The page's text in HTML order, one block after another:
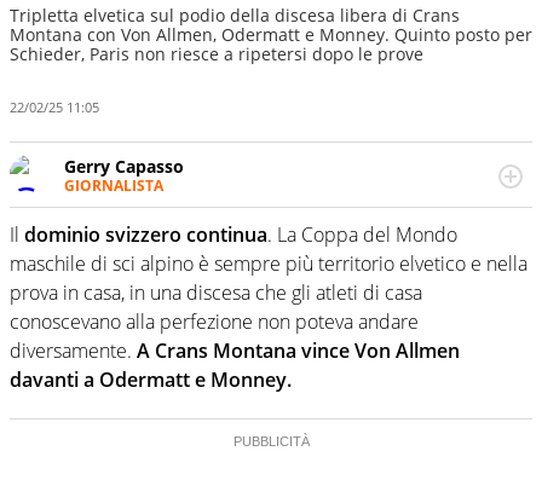
Tripletta elvetica sul podio della discesa libera di Crans
Montana con Von Allmen, Odermatt e Monney. Quinto posto per
Schieder, Paris non riesce a ripetersi dopo le prove
22/02/25 11:05
Gerry Capasso
GIORNALISTA
Per lui gli sport americani non hanno segreti: basket,
football, baseball e la capacità innata di trovare la notizia
dove altri non vedono granché
Il dominio svizzero continua. La Coppa del Mondo
maschile di sci alpino è sempre più territorio elvetico e nella
prova in casa, in una discesa che gli atleti di casa
conoscevano alla perfezione non poteva andare
diversamente. A Crans Montana vince Von Allmen
davanti a Odermatt e Monney.